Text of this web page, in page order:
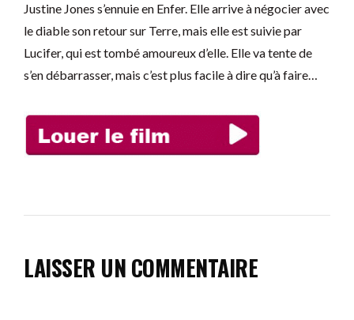
Justine Jones s’ennuie en Enfer. Elle arrive à négocier avec
le diable son retour sur Terre, mais elle est suivie par
Lucifer, qui est tombé amoureux d’elle. Elle va tente de
s’en débarrasser, mais c’est plus facile à dire qu’à faire…
LAISSER UN COMMENTAIRE